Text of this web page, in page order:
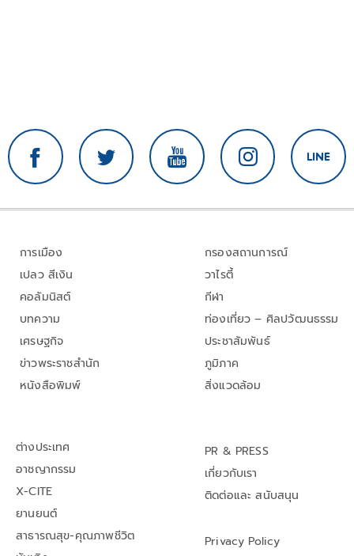
การเมือง
เปลว สีเงิน
คอลัมนิสต์
บทความ
เศรษฐกิจ
ข่าวพระราชสำนัก
หนังสือพิมพ์
กรองสถานการณ์
วาไรตี้
กีฬา
ท่องเที่ยว – ศิลปวัฒนธรรม
ประชาสัมพันธ์
ภูมิภาค
สิ่งแวดล้อม
ต่างประเทศ
อาชญากรรม
X-CITE
ยานยนต์
สาธารณสุข-คุณภาพชีวิต
PR & PRESS
เกี่ยวกับเรา
ติดต่อและ สนับสนุน
Privacy Policy